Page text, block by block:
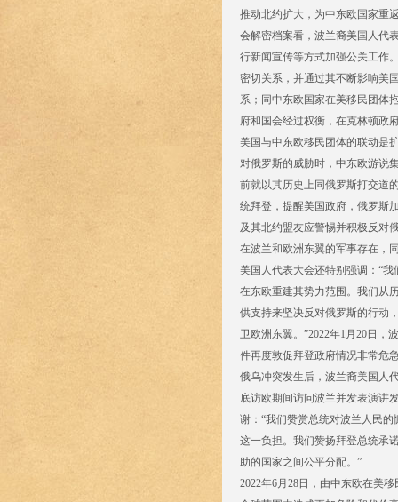
推动北约扩大，为中东欧国家重
会解密档案看，波兰裔美国人代
行新闻宣传等方式加强公关工作
密切关系，并通过其不断影响美
系；同中东欧国家在美移民团体
府和国会经过权衡，在克林顿政
美国与中东欧移民团体的联动是
对俄罗斯的威胁时，中东欧游说
前就以其历史上同俄罗斯打交道
统拜登，提醒美国政府，俄罗斯
及其北约盟友应警惕并积极反对
在波兰和欧洲东翼的军事存在，
美国人代表大会还特别强调：“
在东欧重建其势力范围。我们从
供支持来坚决反对俄罗斯的行动
卫欧洲东翼。”2022年1月20日，
件再度敦促拜登政府情况非常危
俄乌冲突发生后，波兰裔美国人
底访欧期间访问波兰并发表演讲
谢：“我们赞赏总统对波兰人民
这一负担。我们赞扬拜登总统承
助的国家之间公平分配。”
2022年6月28日，由中东欧在美